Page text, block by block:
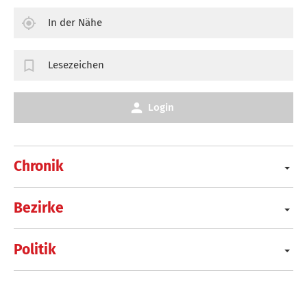
Chronik
Bezirke
Politik
In der Nähe
Lesezeichen
Login